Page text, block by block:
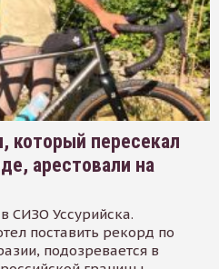
который пересекал
арестовали на
СИЗО Уссурийска.
поставить рекорд по
подозревается в